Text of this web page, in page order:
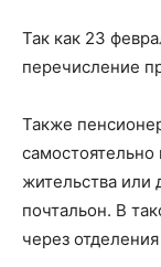
Так как 23
перечисление
Также
самостоятельно
жительства или
почтальон. В
через